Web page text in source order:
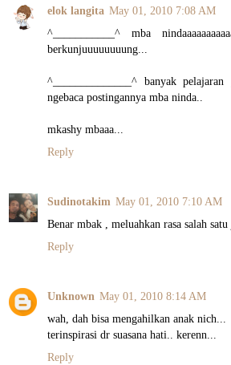
elok langita May 01, 2010 7:08 AM
^___________^ mba
berkunjuuuuuuuung...
^______________^ banyak
ngebaca postingannya mba ninda..
mkashy mbaaa...
Reply
Sudinotakim May 01, 2010 7:10 AM
Benar mbak , meluahkan rasa salah
Reply
Unknown May 01, 2010 8:14 AM
wah, dah bisa mengahilkan anak nich...
terinspirasi dr suasana hati.. kerenn...
Reply